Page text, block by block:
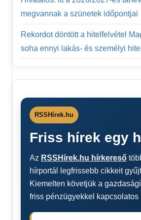
megvannak a szünetek időpontjai
Rekordot döntött a hitelfelvétel
soha ennyi lakás- és személyi
RSSHírek.hu
Friss hírek egy
Az RSSHírek.hu hírkereső
hírportál legfrissebb cikkeit
Kiemelten követjük a
friss pénzügyekkel kapcsolatos